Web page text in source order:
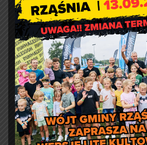
Artur Ruka Comment off
Informacja o
żywności w ramach
Fundusze
Pomoc
Artur Ruka Comment off
Zmieniamy termin
Runmageddon LITE!
Artur Ruka Comment off